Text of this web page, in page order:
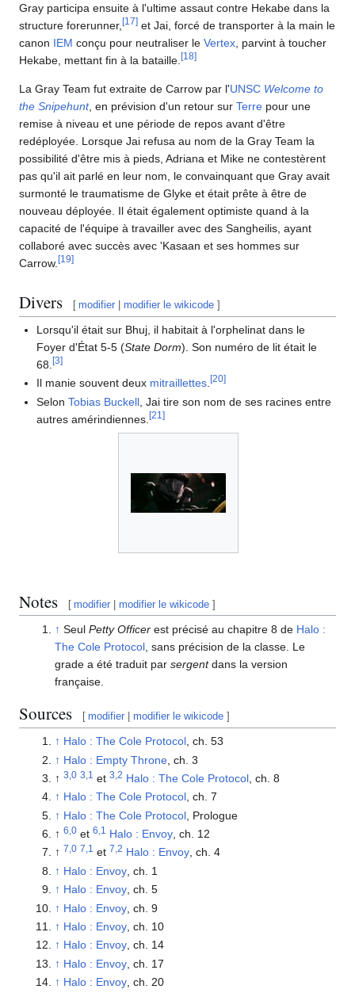
Gray participa ensuite à l'ultime assaut contre Hekabe dans la
structure forerunner, [17] et Jai, forcé de transporter à la main le
canon IEM conçu pour neutraliser le Vertex , parvint à toucher
Hekabe, mettant fin à la bataille. [18]
La Gray Team fut extraite de Carrow par l'UNSC Welcome to
the Snipehunt, en prévision d'un retour sur Terre pour une
remise à niveau et une période de repos avant d'être
redéployée. Lorsque Jai refusa au nom de la Gray Team la
possibilité d'être mis à pieds, Adriana et Mike ne contestèrent
pas qu'il ait parlé en leur nom, le convainquant que Gray avait
surmonté le traumatisme de Glyke et était prête à être de
nouveau déployée. Il était également optimiste quand à la
capacité de l'équipe à travailler avec des Sangheilis, ayant
collaboré avec succès avec 'Kasaan et ses hommes sur
Carrow. [19]
Divers [ modifier |modifier le wikicode ]
Lorsqu'il était sur Bhuj, il habitait à l'orphelinat dans le
Foyer d'État 5-5 (State Dorm). Son numéro de lit était le
68.[3]
Il manie souvent deux mitraillettes.[20]
SelonTobias Buckell , Jai tire son nom de ses racines entre
autres amérindiennes.[21]
Notes [ modifier |modifier le wikicode ]
↑ Seul Petty Officerest précisé au chapitre 8 de Halo :
The Cole Protocol, sans précision de la classe. Le
grade a été traduit par sergentdans la version
française.
Sources [ modifier |modifier le wikicode ]
↑ Halo : The Cole Protocol, ch. 53
↑ Halo : Empty Throne, ch. 3
↑ 3,0 3,1 et 3,2 Halo : The Cole Protocol, ch. 8
↑ Halo : The Cole Protocol, ch. 7
↑ Halo : The Cole Protocol, Prologue
↑ 6,0et 6,1 Halo : Envoy, ch. 12
↑ 7,0 7,1 et 7,2 Halo : Envoy, ch. 4
↑ Halo : Envoy, ch. 1
↑ Halo : Envoy, ch. 5
↑ Halo : Envoy, ch. 9
↑ Halo : Envoy, ch. 10
↑ Halo : Envoy, ch. 14
↑ Halo : Envoy, ch. 17
↑ Halo : Envoy, ch. 20